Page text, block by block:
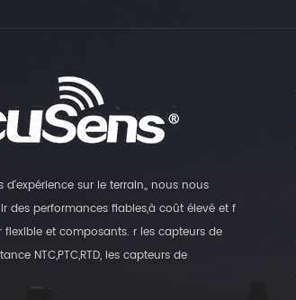
d'expérience sur le terrain,, nous nous
des performances fiables,à coût élevé et f
et composants. r les capteurs de
NTC,PTC,RTD, les capteurs de